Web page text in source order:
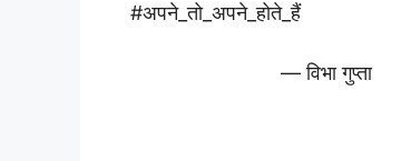
#अपने_तो_अपने_होते_हैं
— विभा गुप्ता